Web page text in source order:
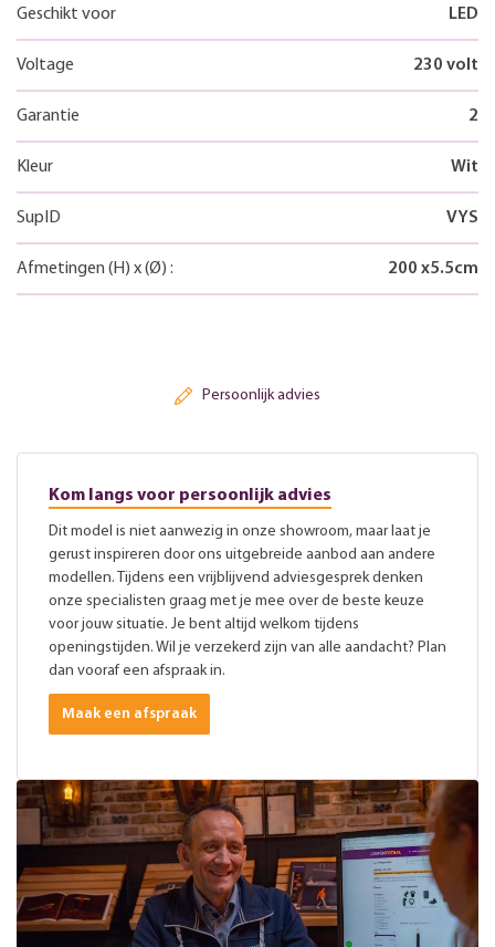
Geschikt voor LED
Voltage 230 volt
Garantie 2
Kleur Wit
SupID VYS
Afmetingen (H) x(Ø) : 200 x5.5cm
Persoonlijk advies
Kom langs voor persoonlijk advies
Dit model is niet aanwezig in onze showroom, maar laat je
gerust inspireren door ons uitgebreide aanbod aan andere
modellen. Tijdens een vrijblijvend adviesgesprek denken
onze specialisten graag met je mee over de beste keuze
voor jouw situatie. Je bent altijd welkom tijdens
openingstijden. Wil je verzekerd zijn van alle aandacht? Plan
dan vooraf een afspraak in.
Maak een afspraak